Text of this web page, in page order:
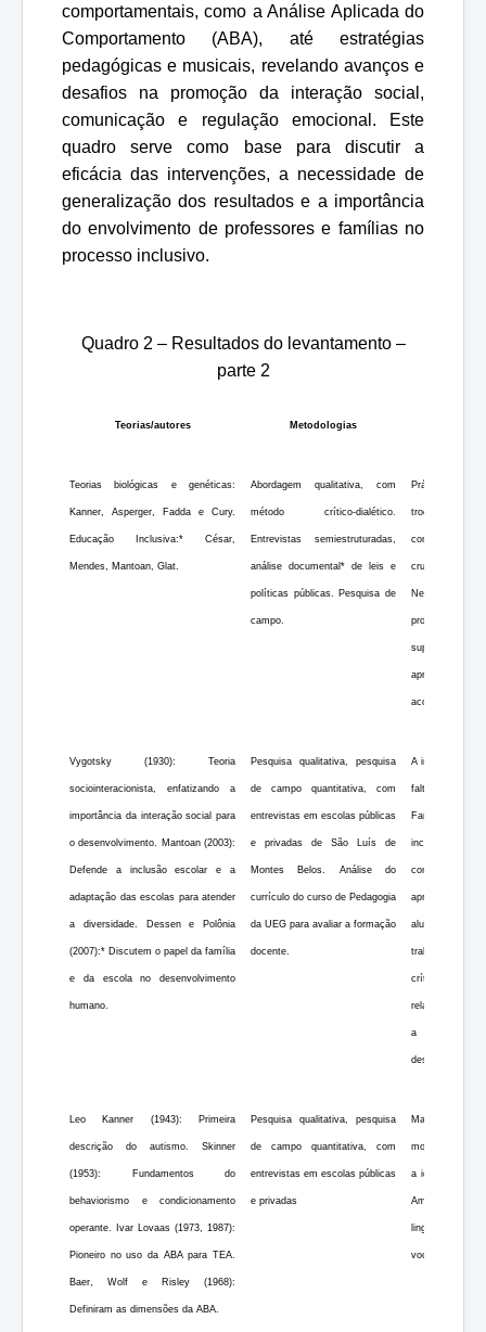
comportamentais, como a Análise Aplicada do
Comportamento (ABA), até estratégias
pedagógicas e musicais, revelando avanços e
desafios na promoção da interação social,
comunicação e regulação emocional. Este
quadro serve como base para discutir a
eficácia das intervenções, a necessidade de
generalização dos resultados e a importância
do envolvimento de professores e famílias no
processo inclusivo.
Quadro 2 – Resultados do levantamento –
parte 2
Teorias/autores Metodologias
Teorias biológicas e genéticas:
Kanner, Asperger, Fadda e Cury.
Educação Inclusiva:* César,
Mendes, Mantoan, Glat.
Abordagem qualitativa, com
método crítico-dialético.
Entrevistas semiestruturadas,
análise documental* de leis e
políticas públicas. Pesquisa de
campo.
Práticas
troca
crucial, mas
Necessidade
profissionais.
superficial
Vygotsky (1930): Teoria
sociointeracionista, enfatizando a
importância da interação social para
o desenvolvimento. Mantoan (2003):
Defende a inclusão escolar e a
adaptação das escolas para atender
a diversidade. Dessen e Polônia
(2007):* Discutem o papel da família
e da escola no desenvolvimento
humano.
Pesquisa qualitativa, pesquisa
de campo quantitativa, com
entrevistas em escolas públicas
e privadas de São Luís de
Montes Belos. Análise do
currículo do curso de Pedagogia
da UEG para avaliar a formação
docente.
A inclusão de
falta de
Família e
inclusão,
apresentam
alunos e falta
trabalho: Falta
críticas às
relatos diretos
a inclusão.
desafios
Leo Kanner (1943): Primeira
descrição do autismo. Skinner
(1953): Fundamentos do
behaviorismo e condicionamento
operante. Ivar Lovaas (1973, 1987):
Pioneiro no uso da ABA para TEA.
Baer, Wolf e Risley (1968):
Definiram as dimensões da ABA.
Pesquisa qualitativa, pesquisa
de campo quantitativa, com
entrevistas em escolas públicas
e privadas
Maior
motora com
a idade e
Amostra
linguagem
vocais.